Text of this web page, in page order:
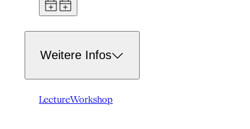
Weitere Infos
LectureWorkshop